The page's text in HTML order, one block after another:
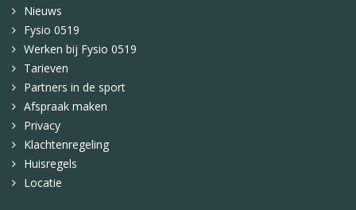
Nieuws
Fysio 0519
Werken bij Fysio 0519
Tarieven
Partners in de sport
Afspraak maken
Privacy
Klachtenregeling
Huisregels
Locatie